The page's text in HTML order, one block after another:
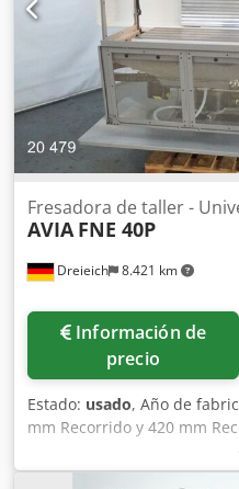
Dwedpfjy Ay Nqox Achja
Heidenhain TNC124
Sistema de refrigeración
Diversas herramientas SK40
Dreieich 8.421 km
Fresadora de taller -
AVIA FNE 40P
Información de
precio
Estado: usado, Año de
mm Recorrido y 420 mm
digital 3 ejes HEIDENHAIN
ISO 40 DIN 69871A